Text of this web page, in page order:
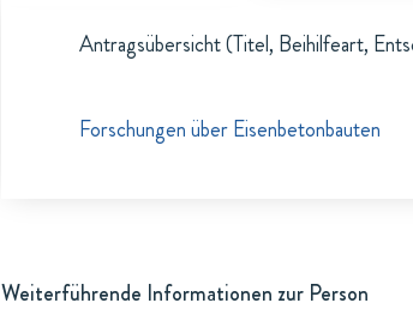
Antragsübersicht (Titel, Beihilfeart,
Forschungen über Eisenbetonbauten
Weiterführende Informationen zur Person